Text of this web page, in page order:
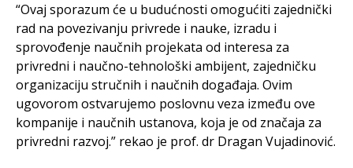
“Ovaj sporazum će u budućnosti omogućiti zajednički
rad na povezivanju privrede i nauke, izradu i
sprovođenje naučnih projekata od interesa za
privredni i naučno-tehnološki ambijent, zajedničku
organizaciju stručnih i naučnih događaja. Ovim
ugovorom ostvarujemo poslovnu veza između ove
kompanije i naučnih ustanova, koja je od značaja za
privredni razvoj.” rekao je prof. dr Dragan Vujadinović.